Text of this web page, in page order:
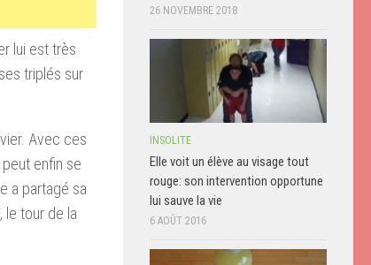
lui est très
triplés sur
Avec ces
enfin se
a partagé sa
le tour de la
26 NOVEMBRE 2018
INSOLITE
Elle voit un élève au visage tout
rouge: son intervention opportune
lui sauve la vie
6 AOÛT 2016